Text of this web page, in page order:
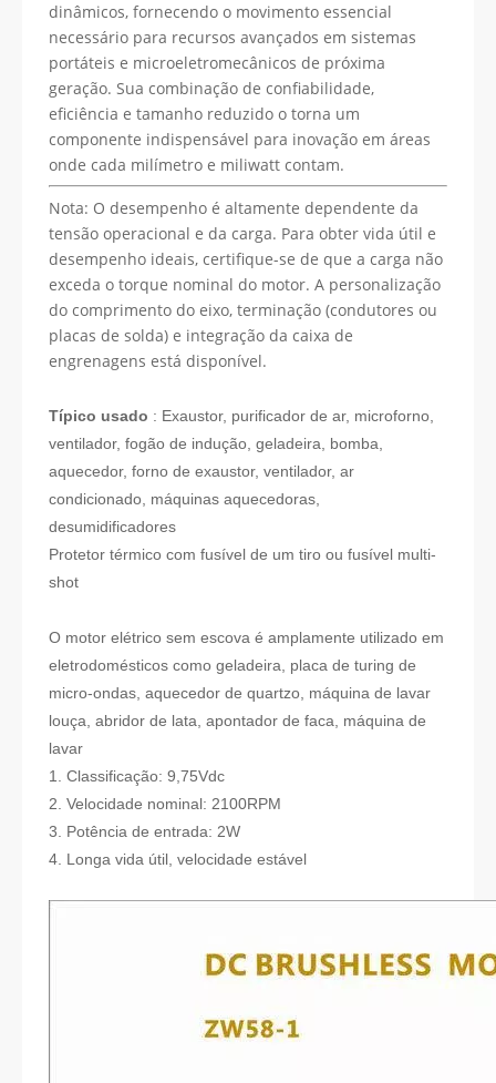
dinâmicos, fornecendo o movimento essencial
necessário para recursos avançados em sistemas
portáteis e microeletromecânicos de próxima
geração. Sua combinação de confiabilidade,
eficiência e tamanho reduzido o torna um
componente indispensável para inovação em áreas
onde cada milímetro e miliwatt contam.
Nota: O desempenho é altamente dependente da
tensão operacional e da carga. Para obter vida útil e
desempenho ideais, certifique-se de que a carga não
exceda o torque nominal do motor. A personalização
do comprimento do eixo, terminação (condutores ou
placas de solda) e integração da caixa de
engrenagens está disponível.
Típico usado : Exaustor, purificador de ar, microforno,
ventilador, fogão de indução, geladeira, bomba,
aquecedor, forno de exaustor, ventilador, ar
condicionado, máquinas aquecedoras,
desumidificadores
Protetor térmico com fusível de um tiro ou fusível multi-
shot
O motor elétrico sem escova é amplamente utilizado em
eletrodomésticos como geladeira, placa de turing de
micro-ondas, aquecedor de quartzo, máquina de lavar
louça, abridor de lata, apontador de faca, máquina de
lavar
1. Classificação: 9,75Vdc
2. Velocidade nominal: 2100RPM
3. Potência de entrada: 2W
4. Longa vida útil, velocidade estável